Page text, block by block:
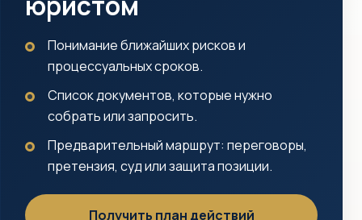
Понимание ближайших рисков и
процессуальных сроков.
Список документов, которые нужно
собрать или запросить.
Предварительный маршрут: переговоры,
претензия, суд или защита позиции.
Получить план действий